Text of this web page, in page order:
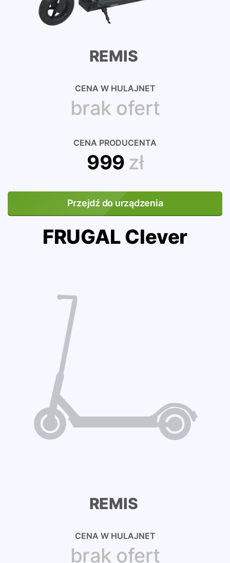
REMIS
CENA W HULAJNET
brak ofert
CENA PRODUCENTA
999 zł
Przejdź do urządzenia
FRUGAL Clever
REMIS
CENA W HULAJNET
brak ofert